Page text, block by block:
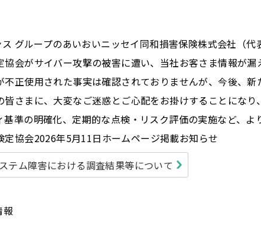
グループのあいおいニッセイ同和損害保険株式会社（
協会がサイバー攻撃の被害に遭い、当社お客さま情報が
正使用された事実は確認されておりませんが、今後、
皆さまに、大変なご迷惑とご心配をお掛けすることにな
準の明確化、定期的な点検・リスク評価の実施など、よ
協会2026年5月11日ホームページ掲載お知らせ
テム障害における調査結果等について
報